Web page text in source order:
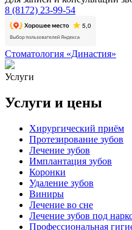
8 (8172) 23-99-54
Стоматология «Династия»
Услуги
Услуги и цены
Хирургический приём
Протезирование зубов
Лечение зубов
Имплантация зубов
Коронки
Удаление зубов
Виниры
Лечение во сне
Лечение зубов под
Профессиональная